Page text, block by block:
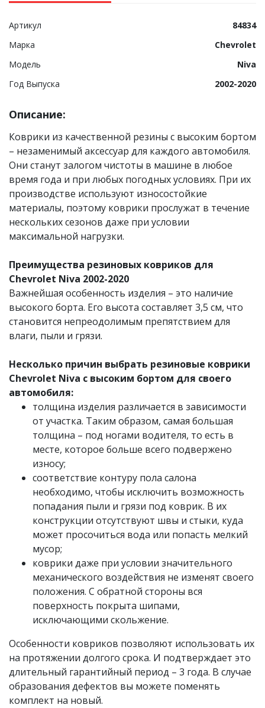
Артикул
84834
Марка
Chevrolet
Модель
Niva
Год Выпуска
2002-2020
Описание:
Коврики из качественной резины с высоким бортом
– незаменимый аксессуар для каждого автомобиля.
Они станут залогом чистоты в машине в любое
время года и при любых погодных условиях. При их
производстве используют износостойкие
материалы, поэтому коврики прослужат в течение
нескольких сезонов даже при условии
максимальной нагрузки.
Преимущества резиновых ковриков для
Chevrolet Niva 2002-2020
Важнейшая особенность изделия – это наличие
высокого борта. Его высота составляет 3,5 см, что
становится непреодолимым препятствием для
влаги, пыли и грязи.
Несколько причин выбрать резиновые коврики
Chevrolet Niva с высоким бортом для своего
автомобиля:
толщина изделия различается в зависимости
от участка. Таким образом, самая большая
толщина – под ногами водителя, то есть в
месте, которое больше всего подвержено
износу;
соответствие контуру пола салона
необходимо, чтобы исключить возможность
попадания пыли и грязи под коврик. В их
конструкции отсутствуют швы и стыки, куда
может просочиться вода или попасть мелкий
мусор;
коврики даже при условии значительного
механического воздействия не изменят своего
положения. С обратной стороны вся
поверхность покрыта шипами,
исключающими скольжение.
Особенности ковриков позволяют использовать их
на протяжении долгого срока. И подтверждает это
длительный гарантийный период – 3 года. В случае
образования дефектов вы можете поменять
комплект на новый.